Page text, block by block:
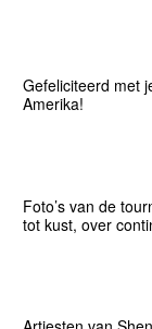
Gefeliciteerd met
Amerika!
Foto’s van de
tot kust, over